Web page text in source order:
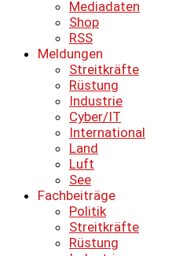
Mediadaten
Shop
RSS
Meldungen
Streitkräfte
Rüstung
Industrie
Cyber/IT
International
Land
Luft
See
Fachbeiträge
Politik
Streitkräfte
Rüstung